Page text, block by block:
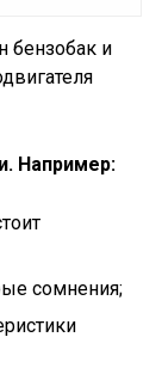
бензобак и
Например:
сомнения;